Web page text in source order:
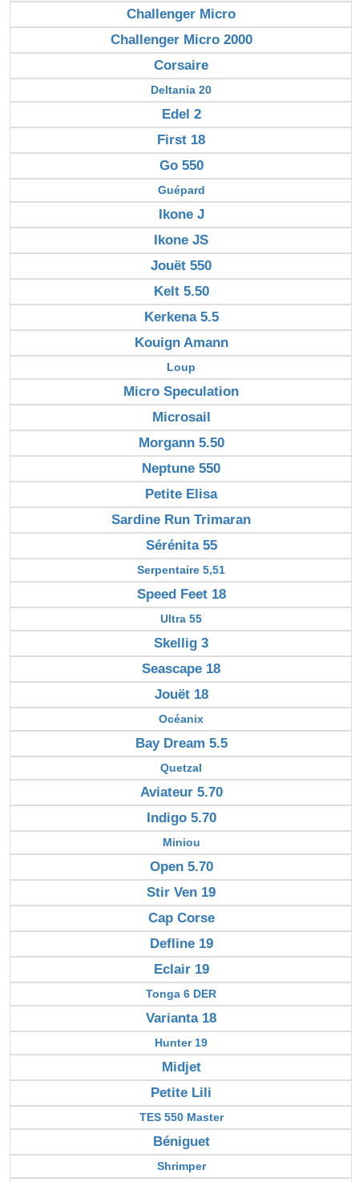
Challenger Micro
Challenger Micro 2000
Corsaire
Deltania 20
Edel 2
First 18
Go 550
Guépard
Ikone J
Ikone JS
Jouët 550
Kelt 5.50
Kerkena 5.5
Kouign Amann
Loup
Micro Speculation
Microsail
Morgann 5.50
Neptune 550
Petite Elisa
Sardine Run Trimaran
Sérénita 55
Serpentaire 5,51
Speed Feet 18
Ultra 55
Skellig 3
Seascape 18
Jouët 18
Océanix
Bay Dream 5.5
Quetzal
Aviateur 5.70
Indigo 5.70
Miniou
Open 5.70
Stir Ven 19
Cap Corse
Defline 19
Eclair 19
Tonga 6 DER
Varianta 18
Hunter 19
Midjet
Petite Lili
TES 550 Master
Béniguet
Shrimper